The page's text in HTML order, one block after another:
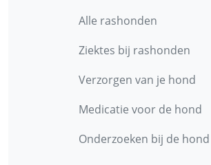
Alle rashonden
Ziektes bij rashonden
Verzorgen van je hond
Medicatie voor de hond
Onderzoeken bij de hond